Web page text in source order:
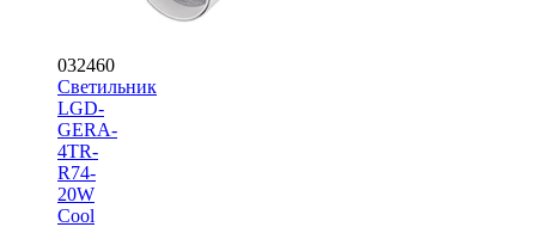
032460
Светильник
LGD-
GERA-
4TR-
R74-
20W
Cool